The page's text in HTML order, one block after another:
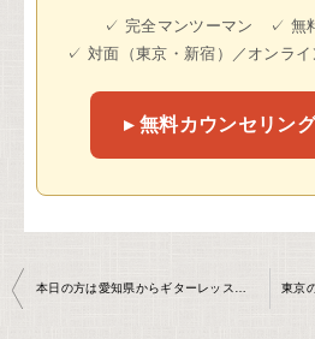
✓ 完全マンツーマン ✓ 無
✓ 対面（東京・新宿）／オンラ
▸ 無料カウンセリン
投